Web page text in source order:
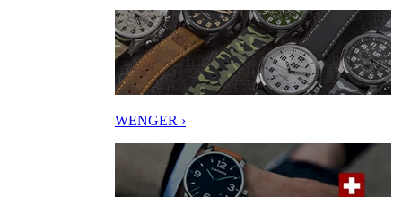
WENGER ›